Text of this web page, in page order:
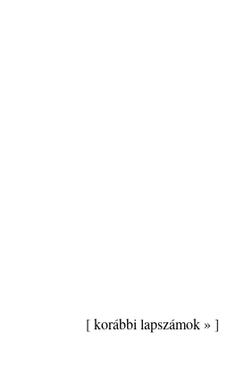
[korábbi lapszámok » ]